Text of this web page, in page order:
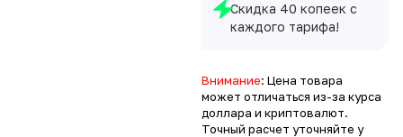
Скидка 40 копеек с
каждого тарифа!
Внимание: Цена товара
может отличаться из-за курса
доллара и криптовалют.
Точный расчет уточняйте у